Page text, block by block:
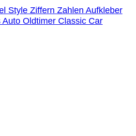
Style Ziffern Zahlen Aufkleber
Oldtimer Classic Car